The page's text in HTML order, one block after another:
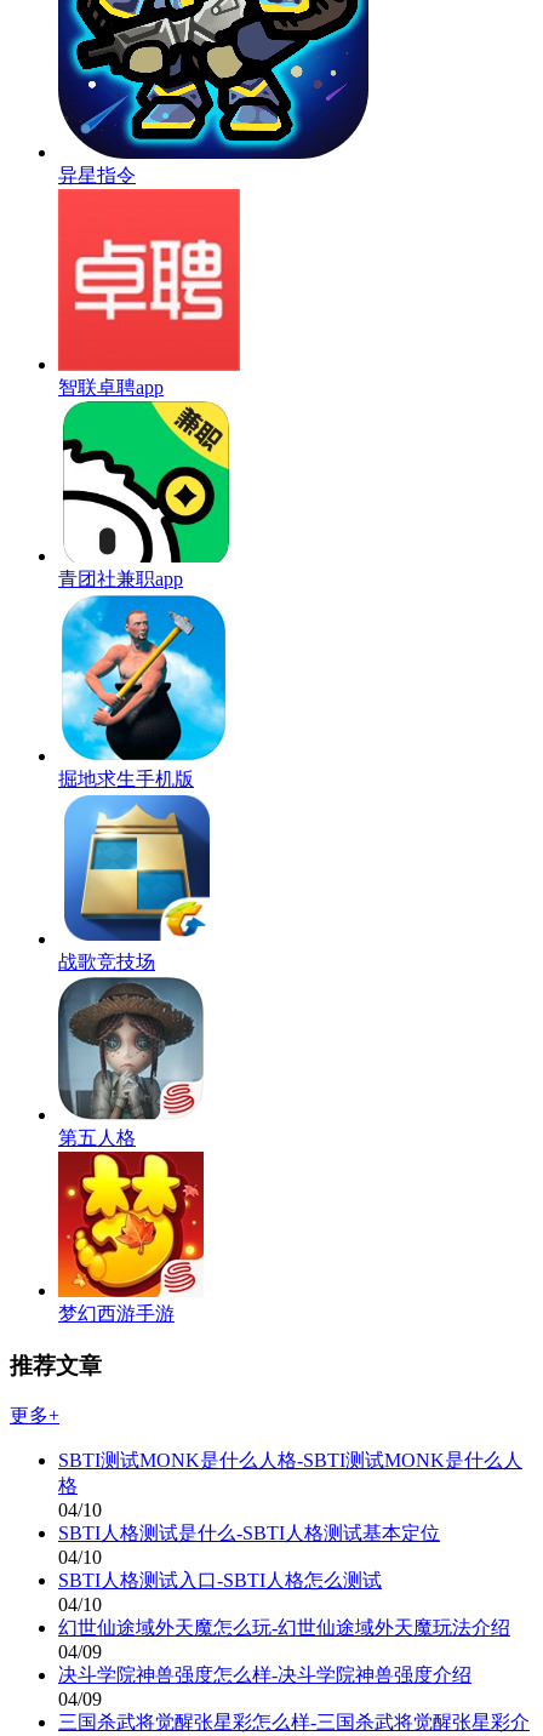
异星指令
智联卓聘app
青团社兼职app
掘地求生手机版
战歌竞技场
第五人格
梦幻西游手游
推荐文章
更多+
SBTI测试MONK是什么人格-SBTI测试MONK是什么人
格
04/10
SBTI人格测试是什么-SBTI人格测试基本定位
04/10
SBTI人格测试入口-SBTI人格怎么测试
04/10
幻世仙途域外天魔怎么玩-幻世仙途域外天魔玩法介绍
04/09
决斗学院神兽强度怎么样-决斗学院神兽强度介绍
04/09
三国杀武将觉醒张星彩怎么样-三国杀武将觉醒张星彩介